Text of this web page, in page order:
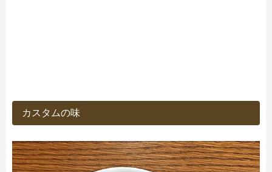
カスタムの味